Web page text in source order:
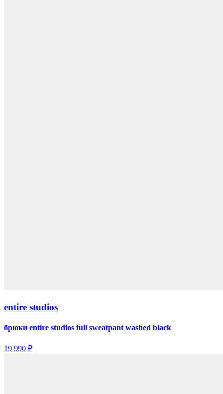
entire studios
брюки entire studios full sweatpant washed black
19 990 ₽